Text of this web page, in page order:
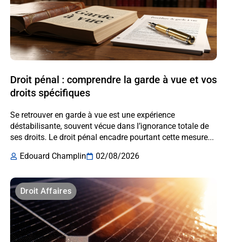
Droit pénal : comprendre la garde à vue et vos
droits spécifiques
Se retrouver en garde à vue est une expérience
déstabilisante, souvent vécue dans l’ignorance totale de
ses droits. Le droit pénal encadre pourtant cette mesure...
Edouard Champlin
02/08/2026
Droit Affaires